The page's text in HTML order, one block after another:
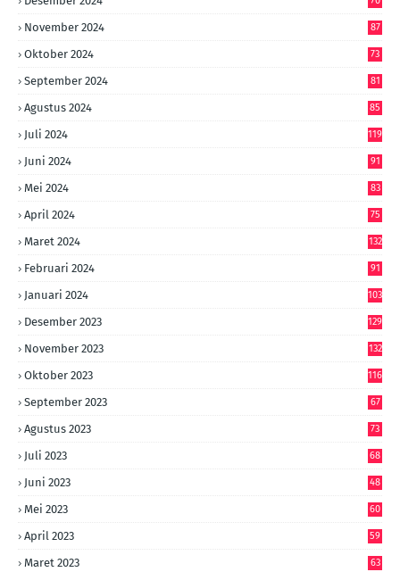
November 2024 87
Oktober 2024 73
September 2024 81
Agustus 2024 85
Juli 2024 119
Juni 2024 91
Mei 2024 83
April 2024 75
Maret 2024 132
Februari 2024 91
Januari 2024 103
Desember 2023 129
November 2023 132
Oktober 2023 116
September 2023 67
Agustus 2023 73
Juli 2023 68
Juni 2023 48
Mei 2023 60
April 2023 59
Maret 2023 63